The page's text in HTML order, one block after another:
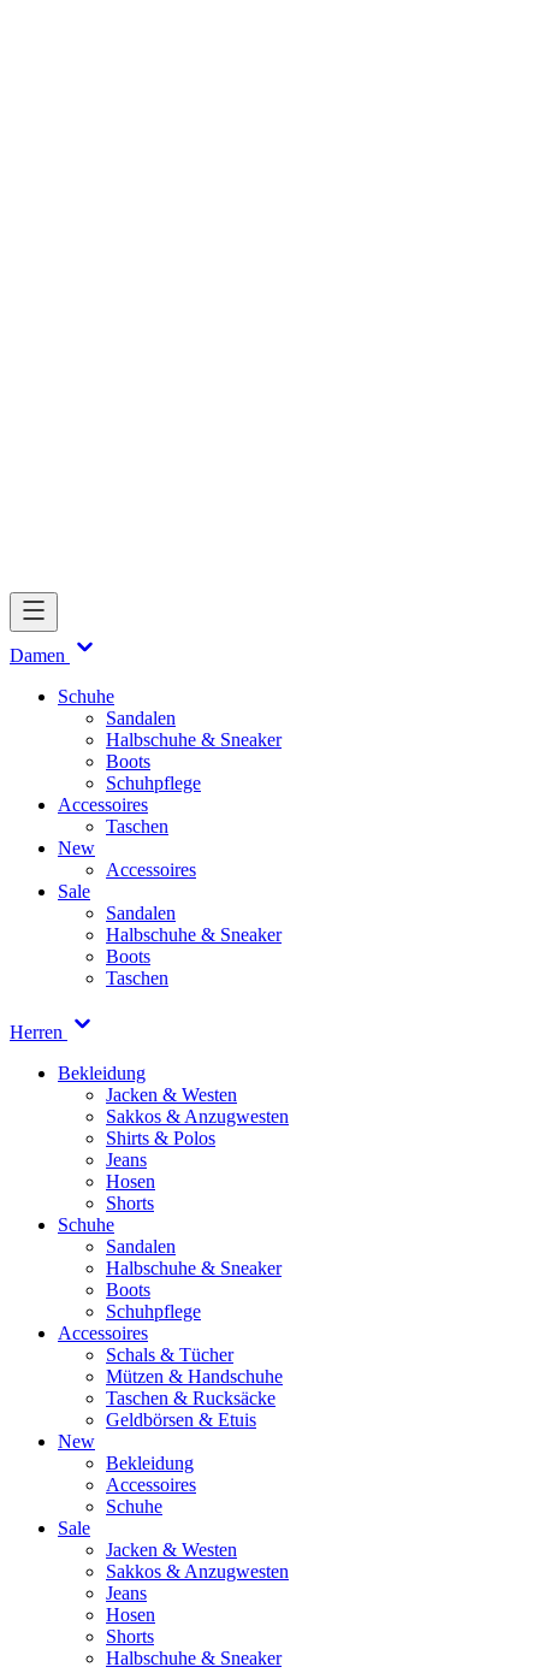
Damen
Schuhe
Sandalen
Halbschuhe & Sneaker
Boots
Schuhpflege
Accessoires
Taschen
New
Accessoires
Sale
Sandalen
Halbschuhe & Sneaker
Boots
Taschen
Herren
Bekleidung
Jacken & Westen
Sakkos & Anzugwesten
Shirts & Polos
Jeans
Hosen
Shorts
Schuhe
Sandalen
Halbschuhe & Sneaker
Boots
Schuhpflege
Accessoires
Schals & Tücher
Mützen & Handschuhe
Taschen & Rucksäcke
Geldbörsen & Etuis
New
Bekleidung
Accessoires
Schuhe
Sale
Jacken & Westen
Sakkos & Anzugwesten
Jeans
Hosen
Shorts
Halbschuhe & Sneaker